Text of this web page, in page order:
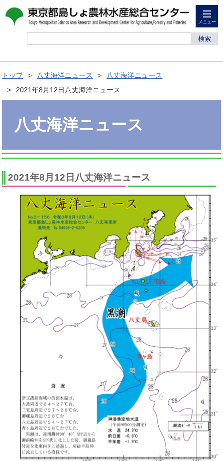
メニュー
検索
トップ 八丈海洋ニュース
八丈海洋ニュース
2021年8月12日八丈海洋ニュース
八丈海洋ニュース
2021年8月12日八丈海洋ニュース